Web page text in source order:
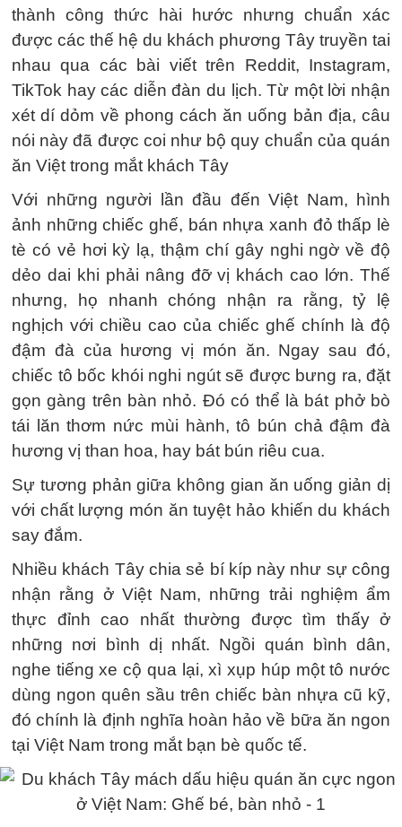
thành công thức hài hước nhưng chuẩn xác
được các thế hệ du khách phương Tây truyền tai
nhau qua các bài viết trên Reddit, Instagram,
TikTok hay các diễn đàn du lịch. Từ một lời nhận
xét dí dỏm về phong cách ăn uống bản địa, câu
nói này đã được coi như bộ quy chuẩn của quán
ăn Việt trong mắt khách Tây
Với những người lần đầu đến Việt Nam, hình
ảnh những chiếc ghế, bán nhựa xanh đỏ thấp lè
tè có vẻ hơi kỳ lạ, thậm chí gây nghi ngờ về độ
dẻo dai khi phải nâng đỡ vị khách cao lớn. Thế
nhưng, họ nhanh chóng nhận ra rằng, tỷ lệ
nghịch với chiều cao của chiếc ghế chính là độ
đậm đà của hương vị món ăn. Ngay sau đó,
chiếc tô bốc khói nghi ngút sẽ được bưng ra, đặt
gọn gàng trên bàn nhỏ. Đó có thể là bát phở bò
tái lăn thơm nức mùi hành, tô bún chả đậm đà
hương vị than hoa, hay bát bún riêu cua.
Sự tương phản giữa không gian ăn uống giản dị
với chất lượng món ăn tuyệt hảo khiến du khách
say đắm.
Nhiều khách Tây chia sẻ bí kíp này như sự công
nhận rằng ở Việt Nam, những trải nghiệm ẩm
thực đỉnh cao nhất thường được tìm thấy ở
những nơi bình dị nhất. Ngồi quán bình dân,
nghe tiếng xe cộ qua lại, xì xụp húp một tô nước
dùng ngon quên sầu trên chiếc bàn nhựa cũ kỹ,
đó chính là định nghĩa hoàn hảo về bữa ăn ngon
tại Việt Nam trong mắt bạn bè quốc tế.